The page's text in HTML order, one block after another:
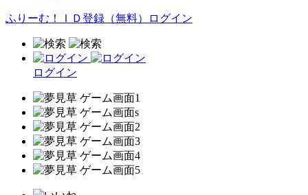
ふりーむ！ＩＤ登録（無料） ログイン
ログイン